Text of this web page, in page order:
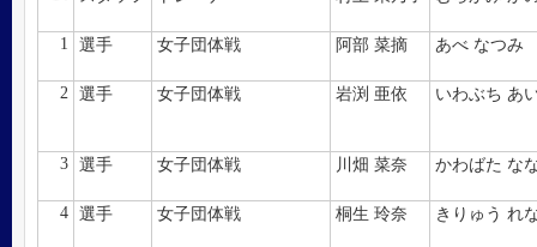
1 選手 女子団体戦 阿部 菜摘 あべ なつみ
2 選手 女子団体戦 岩渕 亜依 いわぶち あ
3 選手 女子団体戦 川畑 菜奈 かわばた な
4 選手 女子団体戦 桐生 玲奈 きりゅう れ